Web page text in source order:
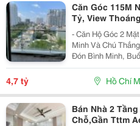
Căn Góc 115M
Tỷ, View
- Căn Hộ Góc 2
Minh Và Chú
Đón Bình Minh,
Đình. Nay Chuẩn
Gửi Gắm Căn Hộ
4,7 tỷ Hồ Chí
Bán Nhà 2
Chỗ,Gần Tttm